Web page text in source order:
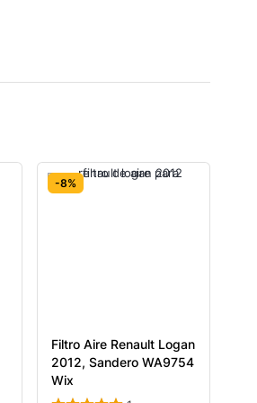
-8%
Filtro Aire Renault Logan
2012, Sandero WA9754
Wix